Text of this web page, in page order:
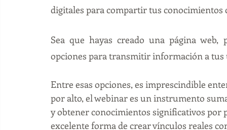
digitales para compartir tus
Sea que hayas creado una página web,
opciones para transmitir información a
Entre esas opciones, es imprescindible
por alto, el webinar es un instrumento
y obtener conocimientos significativos por
excelente forma de crear vínculos reales